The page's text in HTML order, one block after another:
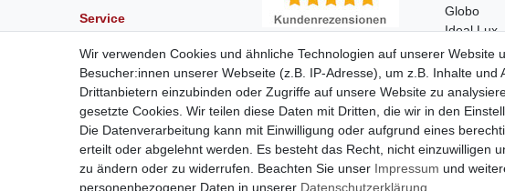
Service
Zusammenbau
Referenzen
Referenzliste
Bewerten Sie uns auf
Google
Wir sind sehr stolz auf 5
von 5 Punkten!
Globo
Ideal Lux
Holländer
Kooduu
Widerrufsrecht |
Wir verwenden Cookies und ähnliche Technologien auf unserer Website
Besucher:innen unserer Webseite (z.B. IP-Adresse), um z.B. Inhalte
Drittanbietern einzubinden oder Zugriffe auf unsere Website zu
gesetzte Cookies. Wir teilen diese Daten mit Dritten, die wir in den
Die Datenverarbeitung kann mit Einwilligung oder aufgrund eines
erteilt oder abgelehnt werden. Es besteht das Recht, nicht einzuwilligen
zu ändern oder zu widerrufen. Beachten Sie unser Impressum und
personenbezogener Daten in unserer Daten­schutz­erklärung